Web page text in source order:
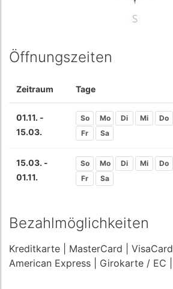
Öffnungszeiten
Zeitraum Tage
01.11. -
15.03.
So Mo Di Mi
Do
Fr
Sa
15.03. -
01.11.
So Mo Di Mi
Do
Fr
Sa
Bezahlmöglichkeiten
Kreditkarte | MasterCard | VisaCard
American Express
| Girokarte / EC